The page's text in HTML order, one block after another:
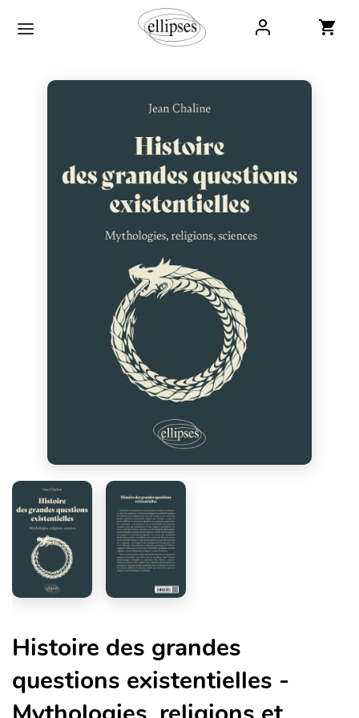
Histoire des grandes
questions existentielles -